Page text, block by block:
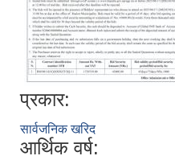
प्रकार:
सार्वजनिक खरिद
आर्थिक वर्ष: